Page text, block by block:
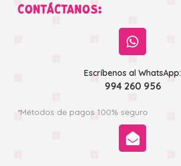
CONTÁCTANOS:
Escríbenos al WhatsApp:
994 260 956
*Métodos de pagos 100% seguro